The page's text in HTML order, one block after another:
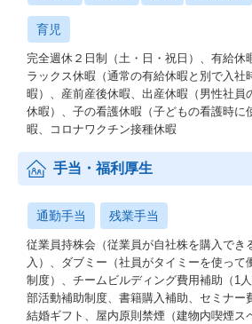
育児
完全週休２日制（土・日・祝日）、有給休
ラックス休暇（通常の有給休暇と別で入社
暇）、産前産後休暇、出産休暇（男性社員
休暇）、子の看護休暇（子どもの看護時に
暇、コロナワクチン接種休暇
手当・福利厚生
通勤手当 残業手当
従業員持株会（従業員が自社株を購入でき
入）、ダブミー（社員がタイミーを使って
制度）、チームビルディング費用補助（1
部活動補助制度、書籍購入補助、セミナー
結婚ギフト、屋内原則禁煙（建物内喫煙ス